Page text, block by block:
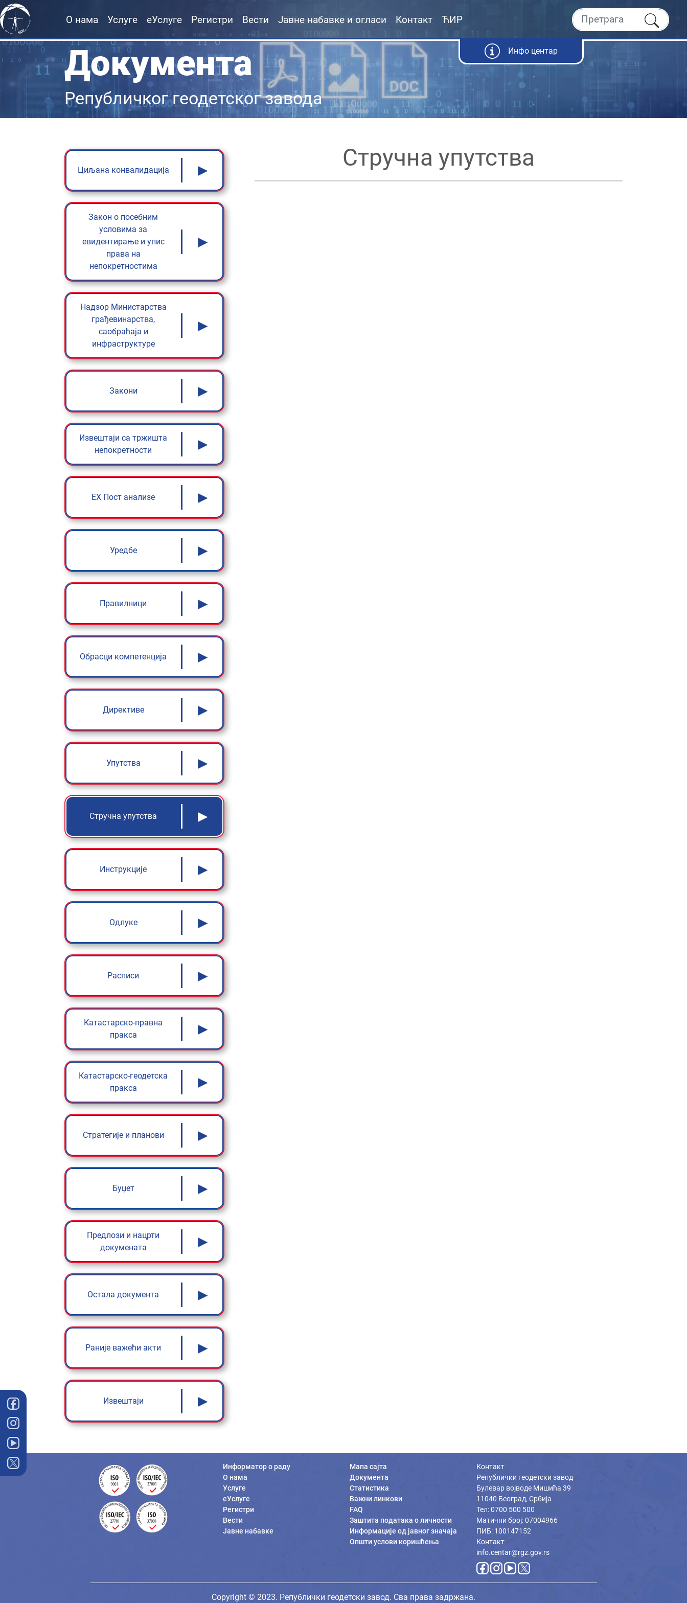
О нама Услуге еУслуге Регистри Вести Јавне набавке и огласи Контакт ЋИР
Инфо центар
Документа
Републичког геодетског завода
Циљана конвалидација ►
Закон о посебним
условима за
евидентирање и упис
права на
непокретностима
►
Надзор Министарства
грађевинарства,
саобраћаја и
инфраструктуре
►
Закони ►
Извештаји са тржишта
непокретности
►
ЕX Пост анализе ►
Уредбе ►
Правилници ►
Обрасци компетенција ►
Директиве ►
Упутства ►
Стручна упутства ►
Инструкције ►
Одлуке ►
Расписи ►
Катастарско-правна
пракса
►
Катастарско-геодетска
пракса
►
Стратегије и планови ►
Буџет ►
Предлози и нацрти
докумената
►
Остала документа ►
Раније важећи акти ►
Извештаји ►
Стручна упутства
Информатор о раду
О нама
Услуге
еУслуге
Регистри
Вести
Јавне набавке
Мапа сајта
Документа
Статистика
Важни линкови
FAQ
Заштита података о личности
Информације од јавног значаја
Општи услови коришћења
Контакт
Републички геодетски завод
Булевар војводе Мишића 39
11040 Београд, Србија
Тел: 0700 500 500
Матични број: 07004966
ПИБ: 100147152
Контакт
info.centar@rgz.gov.rs
Copyright © 2023. Републички геодетски завод. Сва права задржана.